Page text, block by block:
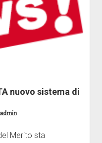
nuovo sistema di
admin
Merito sta